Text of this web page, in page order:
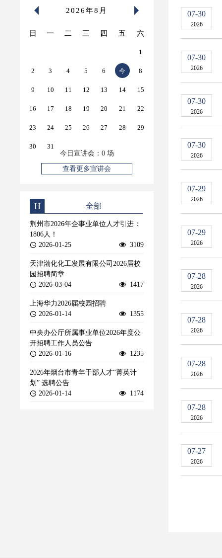
2026年8月
日 一 二 三 四 五 六
1
2 3 4 5 6 今 8
9 10 11 12 13 14 15
16 17 18 19 20 21 22
23 24 25 26 27 28 29
30
31
今日宣讲会： 0场
查看更多宣讲会
H 全部
荆州市2026年企事业单位人才引进：
1806人！
2026-01-25
3109
天津渤化化工发展有限公司2026届校
园招聘简章
2026-03-04
1417
上海华力2026届校园招聘
2026-01-14
1355
中央办公厅所属事业单位2026年度公
开招聘工作人员公告
2026-01-16
1235
2026年烟台市青年干部人才“菁英计
划” 选聘公告
2026-01-14
1174
07-30
2026
07-30
2026
07-30
2026
07-30
2026
07-29
2026
07-29
2026
07-28
2026
07-28
2026
07-28
2026
07-28
2026
07-27
2026